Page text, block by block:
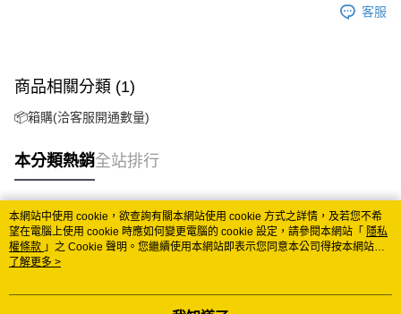
每筆NT$200
冷藏宅配
每筆NT$225
付款後門市自取 (冷藏)
客服
商品相關分類 (1)
📦箱購(洽客服開通數量)
本分類熱銷全站排行
熱門標籤
本網站中使用 cookie，欲查詢有關本網站使用 cookie 方式之詳情，及若您不希
望在電腦上使用 cookie 時應如何變更電腦的 cookie 設定，請參閱本網站「 隱私
權條款 」之 Cookie 聲明。您繼續使用本網站即表示您同意本公司得按本網站使
用條款之 Cookie 聲明使用 cookie。
了解更多 >